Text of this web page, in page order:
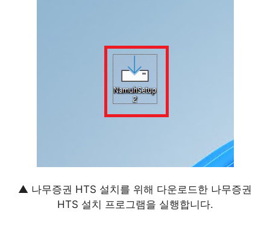
▲ 나무증권 HTS 설치를 위해 다운로드한 나무증권
HTS 설치 프로그램을 실행합니다.